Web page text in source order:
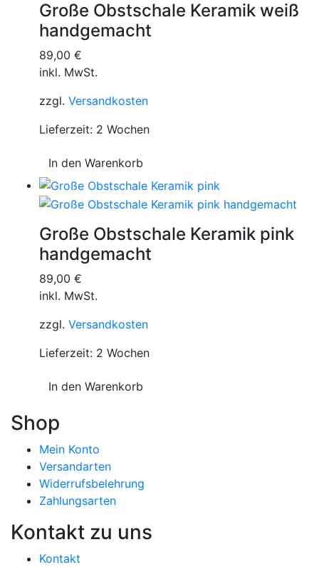
Große Obstschale Keramik weiß
handgemacht
89,00 €
inkl. MwSt.
zzgl. Versandkosten
Lieferzeit: 2 Wochen
In den Warenkorb
Große Obstschale Keramik pink
handgemacht
89,00 €
inkl. MwSt.
zzgl. Versandkosten
Lieferzeit: 2 Wochen
In den Warenkorb
Shop
Mein Konto
Versandarten
Widerrufsbelehrung
Zahlungsarten
Kontakt zu uns
Kontakt